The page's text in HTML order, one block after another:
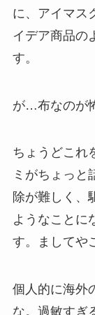
に、アイマス
イデア商品の
す。
が…布なのが
ちょうどこれ
ミがちょっと
除が難しく、
ようなことに
す。ましてや
個人的に海外
な。過敏すぎ